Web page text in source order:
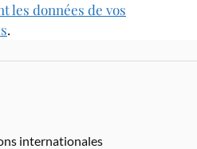
les données de vos
.
internationales